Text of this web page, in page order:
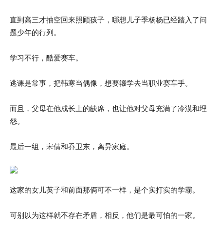
直到高三才抽空回来照顾孩子，哪想儿子季杨杨已经踏入了问
题少年的行列。
学习不行，酷爱赛车。
逃课是常事，把韩寒当偶像，想要辍学去当职业赛车手。
而且，父母在他成长上的缺席，也让他对父母充满了冷漠和埋
怨。
最后一组，宋倩和乔卫东，离异家庭。
这家的女儿英子和前面那俩可不一样，是个实打实的学霸。
可别以为这样就不存在矛盾，相反，他们是最可怕的一家。